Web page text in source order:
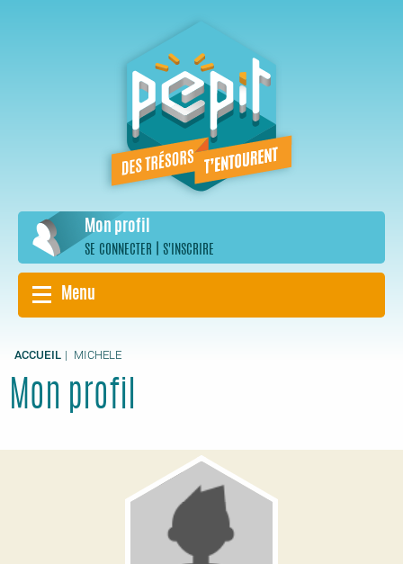
Mon profil
SE CONNECTER S'INSCRIRE
Menu
ACCUEIL MICHELE
Mon profil